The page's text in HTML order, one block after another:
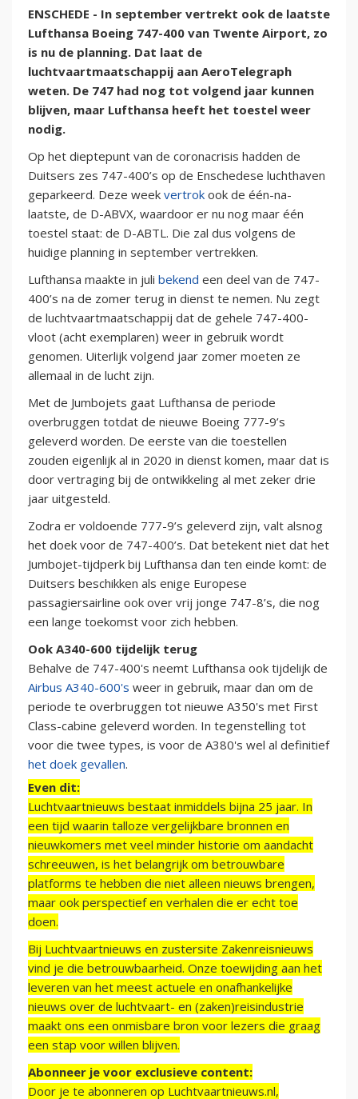
ENSCHEDE - In september vertrekt ook de laatste
Lufthansa Boeing 747-400 van Twente Airport, zo
is nu de planning. Dat laat de
luchtvaartmaatschappij aan AeroTelegraph
weten. De 747 had nog tot volgend jaar kunnen
blijven, maar Lufthansa heeft het toestel weer
nodig.
Op het dieptepunt van de coronacrisis hadden de
Duitsers zes 747-400’s op de Enschedese luchthaven
geparkeerd. Deze week vertrok ook de één-na-
laatste, de D-ABVX, waardoor er nu nog maar één
toestel staat: de D-ABTL. Die zal dus volgens de
huidige planning in september vertrekken.
Lufthansa maakte in juli bekend een deel van de 747-
400’s na de zomer terug in dienst te nemen. Nu zegt
de luchtvaartmaatschappij dat de gehele 747-400-
vloot (acht exemplaren) weer in gebruik wordt
genomen. Uiterlijk volgend jaar zomer moeten ze
allemaal in de lucht zijn.
Met de Jumbojets gaat Lufthansa de periode
overbruggen totdat de nieuwe Boeing 777-9’s
geleverd worden. De eerste van die toestellen
zouden eigenlijk al in 2020 in dienst komen, maar dat is
door vertraging bij de ontwikkeling al met zeker drie
jaar uitgesteld.
Zodra er voldoende 777-9’s geleverd zijn, valt alsnog
het doek voor de 747-400’s. Dat betekent niet dat het
Jumbojet-tijdperk bij Lufthansa dan ten einde komt: de
Duitsers beschikken als enige Europese
passagiersairline ook over vrij jonge 747-8’s, die nog
een lange toekomst voor zich hebben.
Ook A340-600 tijdelijk terug
Behalve de 747-400's neemt Lufthansa ook tijdelijk de
Airbus A340-600's weer in gebruik, maar dan om de
periode te overbruggen tot nieuwe A350's met First
Class-cabine geleverd worden. In tegenstelling tot
voor die twee types, is voor de A380's wel al definitief
het doek gevallen.
Even dit:
Luchtvaartnieuws bestaat inmiddels bijna 25 jaar. In
een tijd waarin talloze vergelijkbare bronnen en
nieuwkomers met veel minder historie om aandacht
schreeuwen, is het belangrijk om betrouwbare
platforms te hebben die niet alleen nieuws brengen,
maar ook perspectief en verhalen die er echt toe
doen.
Bij Luchtvaartnieuws en zustersite Zakenreisnieuws
vind je die betrouwbaarheid. Onze toewijding aan het
leveren van het meest actuele en onafhankelijke
nieuws over de luchtvaart- en (zaken)reisindustrie
maakt ons een onmisbare bron voor lezers die graag
een stap voor willen blijven.
Abonneer je voor exclusieve content:
Door je te abonneren op Luchtvaartnieuws.nl,